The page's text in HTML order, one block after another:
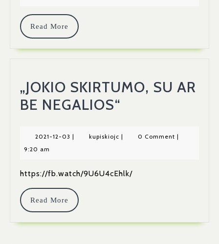
Read More
Read
„JOKIO SKIRTUMO, SU AR
BE NEGALIOS“
SU
BE
2021-12-03 2021-
| kupiskiojc kupiskiojc
| 0 Comment |
9:20 am
https://fb.watch/9U6U4cEhlk/
Read More
Read